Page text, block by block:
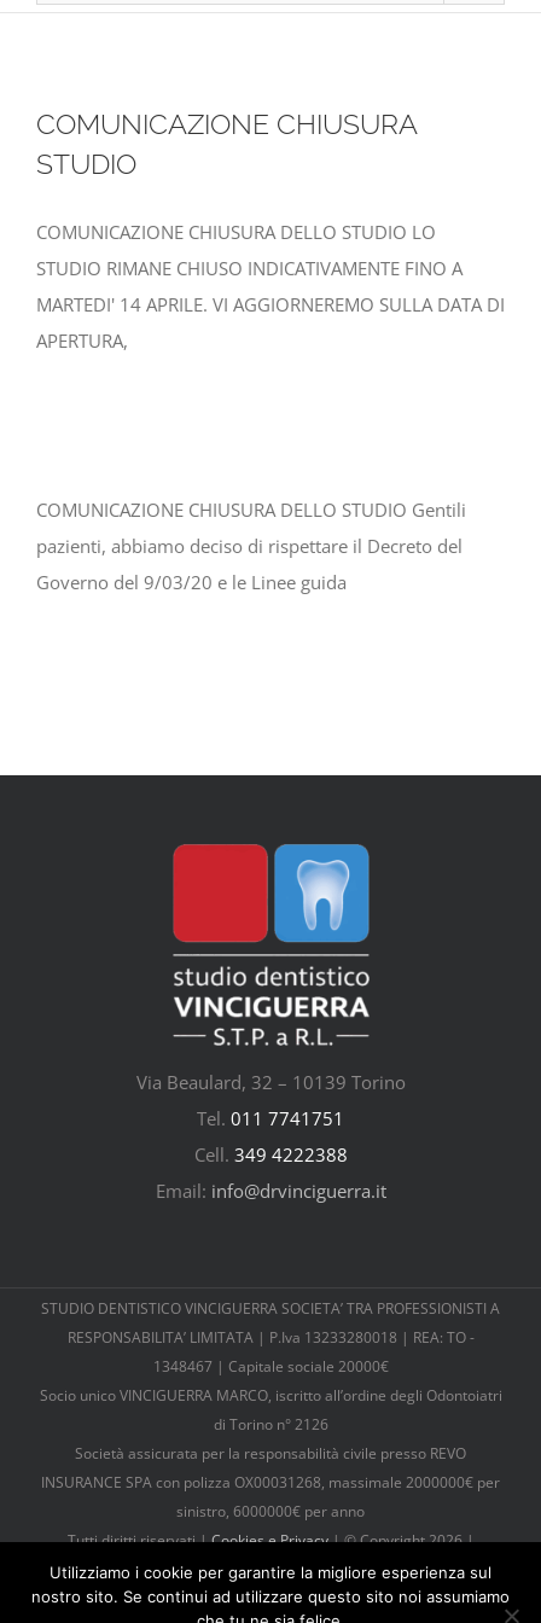
COMUNICAZIONE CHIUSURA
STUDIO
COMUNICAZIONE CHIUSURA DELLO STUDIO LO
STUDIO RIMANE CHIUSO INDICATIVAMENTE FINO A
MARTEDI' 14 APRILE. VI AGGIORNEREMO SULLA DATA DI
APERTURA,
COMUNICAZIONE CHIUSURA DELLO STUDIO Gentili
pazienti, abbiamo deciso di rispettare il Decreto del
Governo del 9/03/20 e le Linee guida
Via Beaulard, 32 – 10139 Torino
Tel. 011 7741751
Cell. 349 4222388
Email: info@drvinciguerra.it
STUDIO DENTISTICO VINCIGUERRA SOCIETA’ TRA PROFESSIONISTI A
RESPONSABILITA’ LIMITATA | P.Iva 13233280018 | REA: TO -
1348467 | Capitale sociale 20000€
Socio unico VINCIGUERRA MARCO, iscritto all’ordine degli Odontoiatri
di Torino n° 2126
Società assicurata per la responsabilità civile presso REVO
INSURANCE SPA con polizza OX00031268, massimale 2000000€ per
sinistro, 6000000€ per anno
Tutti diritti riservati |Cookies e Privacy| © Copyright 2026 |
Powered byTosoLab
Utilizziamo i cookie per garantire la migliore esperienza sul
nostro sito. Se continui ad utilizzare questo sito noi assumiamo